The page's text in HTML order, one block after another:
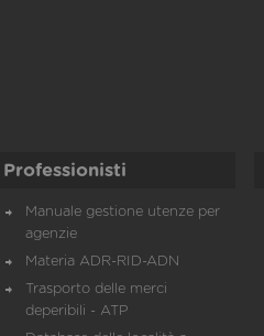
Professionisti
Manuale gestione utenze per
agenzie
Materia ADR-RID-ADN
Trasporto delle merci
deperibili - ATP